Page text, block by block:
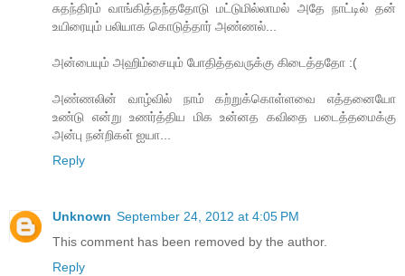
சுதந்திரம் வாங்கித்தந்ததோடு மட்டுமில்லாமல் அதே நாட்டில் தன்
உயிரையும் பலியாக கொடுத்தார் அண்ணல்...
அன்பையும் அஹிம்சையும் போதித்தவருக்கு கிடைத்ததோ :(
அண்ணலின் வாழ்வில் நாம் கற்றுக்கொள்ளவை எத்தனையோ
உண்டு என்று உணர்த்திய மிக உன்னத கவிதை படைத்தமைக்கு
அன்பு நன்றிகள் ஐயா...
Reply
Unknown September 24, 2012 at 4:05 PM
This comment has been removed by the author.
Reply